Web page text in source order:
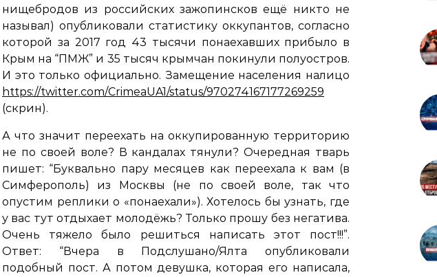
нищебродов из российских зажопинсков ещё никто не
называл) опубликовали статистику оккупантов, согласно
которой за 2017 год 43 тысячи понаехавших прибыло в
Крым на “ПМЖ” и 35 тысяч крымчан покинули полуостров.
И это только официально. Замещение населения налицо
https://twitter.com/CrimeaUA1/status/970274167177269259
(скрин).
А что значит переехать на оккупированную территорию
не по своей воле? В кандалах тянули? Очередная тварь
пишет: “Буквально пару месяцев как переехала к вам (в
Симферополь) из Москвы (не по своей воле, так что
опустим реплики о «понаехали»). Хотелось бы узнать, где
у вас тут отдыхает молодёжь? Только прошу без негатива.
Очень тяжело было решиться написать этот пост!!!”.
Ответ: “Вчера в Подслушано/Ялта опубликовали
подобный пост. А потом девушка, которая его написала,